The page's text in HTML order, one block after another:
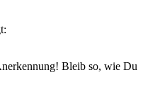
Bleib so, wie Du